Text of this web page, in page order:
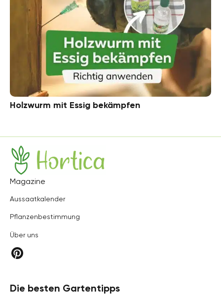
Holzwurm mit Essig bekämpfen
Hortica
Magazine
Aussaatkalender
Pflanzenbestimmung
Über uns
Die besten Gartentipps